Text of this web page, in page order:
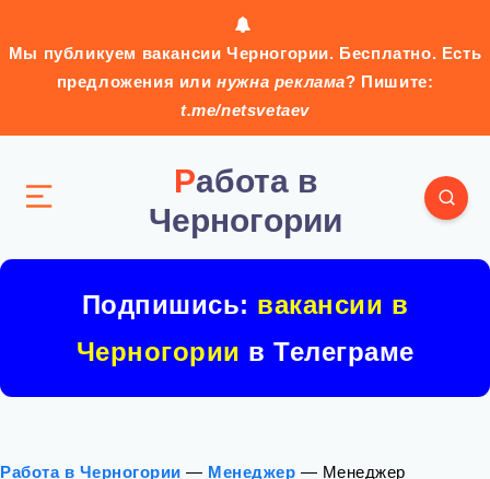
Мы публикуем вакансии Черногории. Бесплатно. Есть
предложения илинужна реклама? Пишите:
t.me/netsvetaev
Работа в
Черногории
Подпишись: вакансии в
Черногории в Телеграме
Работа в Черногории — Менеджер — Менеджер